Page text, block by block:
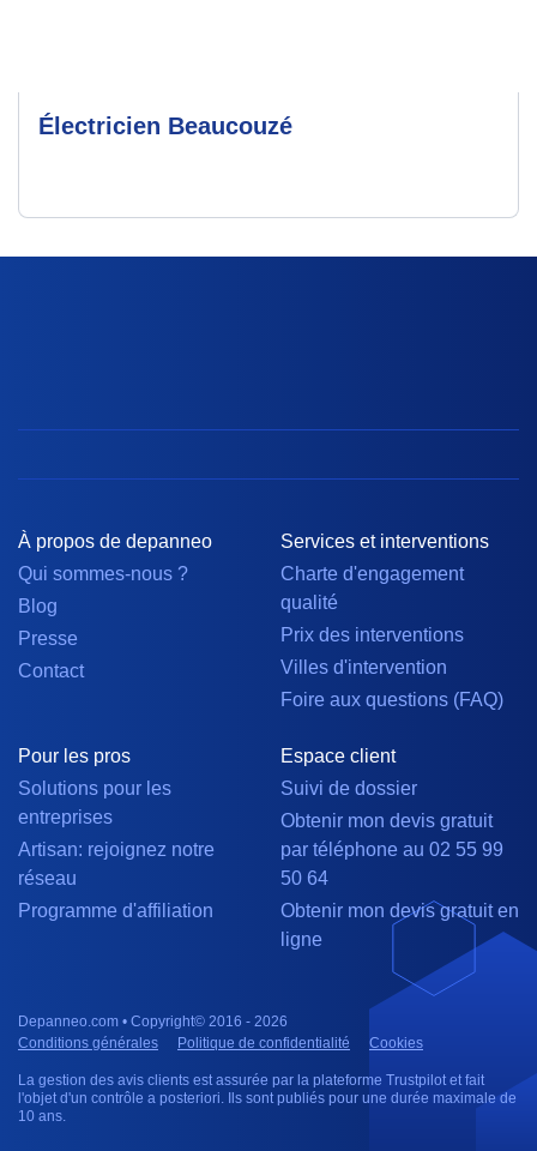
Électricien Beaucouzé
À propos de depanneo
Qui sommes-nous ?
Blog
Presse
Contact
Services et interventions
Charte d'engagement
qualité
Prix des interventions
Villes d'intervention
Foire aux questions (FAQ)
Pour les pros
Solutions pour les
entreprises
Artisan: rejoignez notre
réseau
Programme d'affiliation
Espace client
Suivi de dossier
Obtenir mon devis gratuit
par téléphone au 02 55 99
50 64
Obtenir mon devis gratuit en
ligne
Depanneo.com • Copyright© 2016 - 2026
Conditions générales
Politique de confidentialité Cookies
La gestion des avis clients est assurée par la plateforme Trustpilot et fait
l'objet d'un contrôle a posteriori. Ils sont publiés pour une durée maximale de
10 ans.